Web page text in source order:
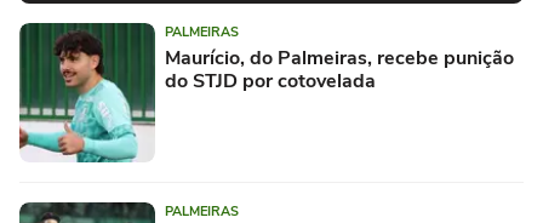
PALMEIRAS
Maurício, do Palmeiras, recebe punição
do STJD por cotovelada
PALMEIRAS